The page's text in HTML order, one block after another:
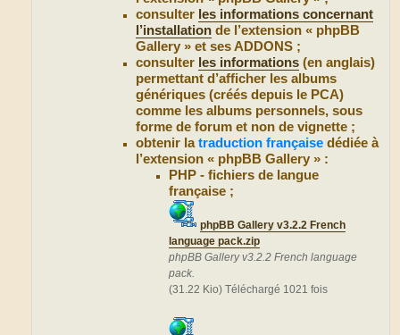
consulter les informations concernant
l’installation de l’extension « phpBB
Gallery » et ses ADDONS ;
consulter les informations (en anglais)
permettant d’afficher les albums
génériques (créés depuis le PCA)
comme les albums personnels, sous
forme de forum et non de vignette ;
obtenir latraduction française dédiée à
l’extension « phpBB Gallery » :
PHP - fichiers de langue
française ;
phpBB Gallery v3.2.2 French
language pack.zip
phpBB Gallery v3.2.2 French language
pack.
(31.22 Kio) Téléchargé 1021 fois